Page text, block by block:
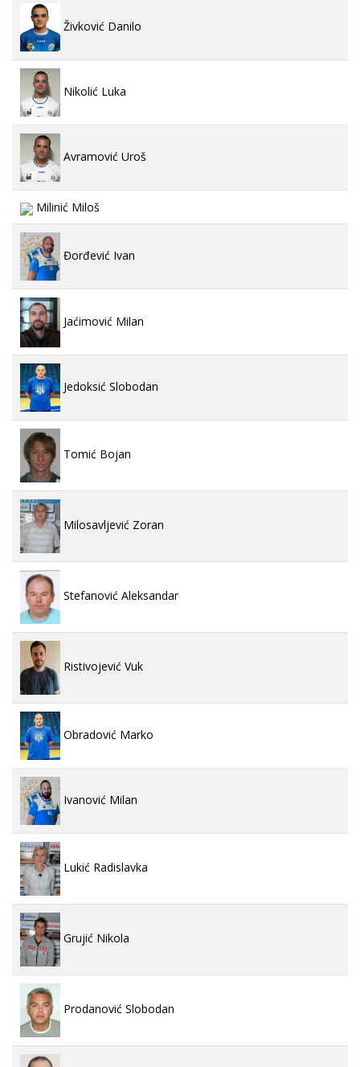
Živković Danilo
Nikolić Luka
Avramović Uroš
Milinić Miloš
Đorđević Ivan
Jaćimović Milan
Jedoksić Slobodan
Tomić Bojan
Milosavljević Zoran
Stefanović Aleksandar
Ristivojević Vuk
Obradović Marko
Ivanović Milan
Lukić Radislavka
Grujić Nikola
Prodanović Slobodan